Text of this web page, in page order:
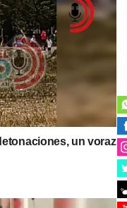
un voraz